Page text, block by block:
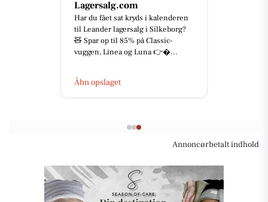
Lagersalg.com
Har du fået sat kryds i kalenderen
til Leander lagersalg i Silkeborg?
🧸 Spar op til 85% på Classic-
vuggen, Linea og Luna 👉...
Åbn opslaget
Annoncørbetalt indhold